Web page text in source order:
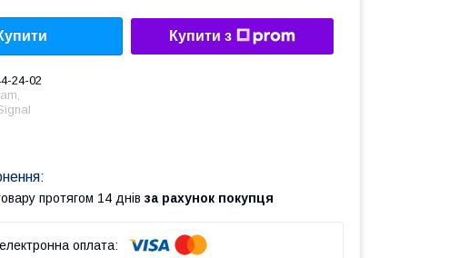
Купити з
24-02
протягом 14 днів за рахунок покупця